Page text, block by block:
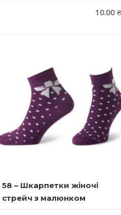
10.00 ₴
58 – Шкарпетки жіночі
стрейч з малюнком